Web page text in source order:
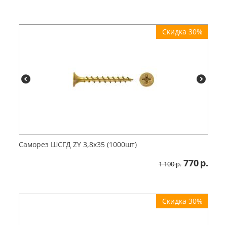
Скидка 30%
Саморез ШСГД ZY 3,8х35 (1000шт)
1 100р. 770р.
Скидка 30%